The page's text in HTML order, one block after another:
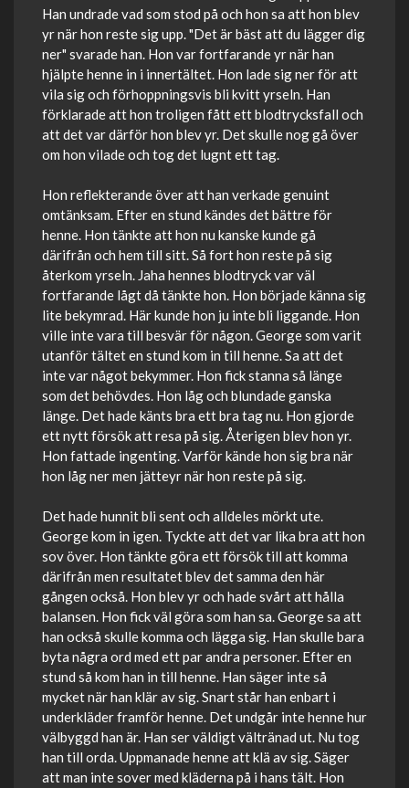
Han undrade vad som stod på och hon sa att hon blev
yr när hon reste sig upp. "Det är bäst att du lägger dig
ner" svarade han. Hon var fortfarande yr när han
hjälpte henne in i innertältet. Hon lade sig ner för att
vila sig och förhoppningsvis bli kvitt yrseln. Han
förklarade att hon troligen fått ett blodtrycksfall och
att det var därför hon blev yr. Det skulle nog gå över
om hon vilade och tog det lugnt ett tag.
Hon reflekterande över att han verkade genuint
omtänksam. Efter en stund kändes det bättre för
henne. Hon tänkte att hon nu kanske kunde gå
därifrån och hem till sitt. Så fort hon reste på sig
återkom yrseln. Jaha hennes blodtryck var väl
fortfarande lågt då tänkte hon. Hon började känna sig
lite bekymrad. Här kunde hon ju inte bli liggande. Hon
ville inte vara till besvär för någon. George som varit
utanför tältet en stund kom in till henne. Sa att det
inte var något bekymmer. Hon fick stanna så länge
som det behövdes. Hon låg och blundade ganska
länge. Det hade känts bra ett bra tag nu. Hon gjorde
ett nytt försök att resa på sig. Återigen blev hon yr.
Hon fattade ingenting. Varför kände hon sig bra när
hon låg ner men jätteyr när hon reste på sig.
Det hade hunnit bli sent och alldeles mörkt ute.
George kom in igen. Tyckte att det var lika bra att hon
sov över. Hon tänkte göra ett försök till att komma
därifrån men resultatet blev det samma den här
gången också. Hon blev yr och hade svårt att hålla
balansen. Hon fick väl göra som han sa. George sa att
han också skulle komma och lägga sig. Han skulle bara
byta några ord med ett par andra personer. Efter en
stund så kom han in till henne. Han säger inte så
mycket när han klär av sig. Snart står han enbart i
underkläder framför henne. Det undgår inte henne hur
välbyggd han är. Han ser väldigt vältränad ut. Nu tog
han till orda. Uppmanade henne att klä av sig. Säger
att man inte sover med kläderna på i hans tält. Hon